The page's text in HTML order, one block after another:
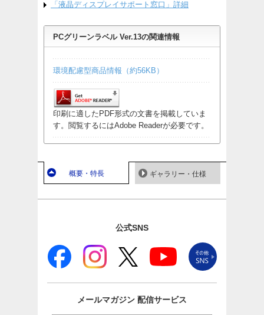
「液晶ディスプレイサポート窓口」詳細
PCグリーンラベル Ver.13の関連情報
環境配慮型商品情報（約56KB）
印刷に適したPDF形式の文書を掲載していま
す。閲覧するにはAdobe Readerが必要です。
概要・特長 ギャラリー・仕様
公式SNS
メールマガジン 配信サービス